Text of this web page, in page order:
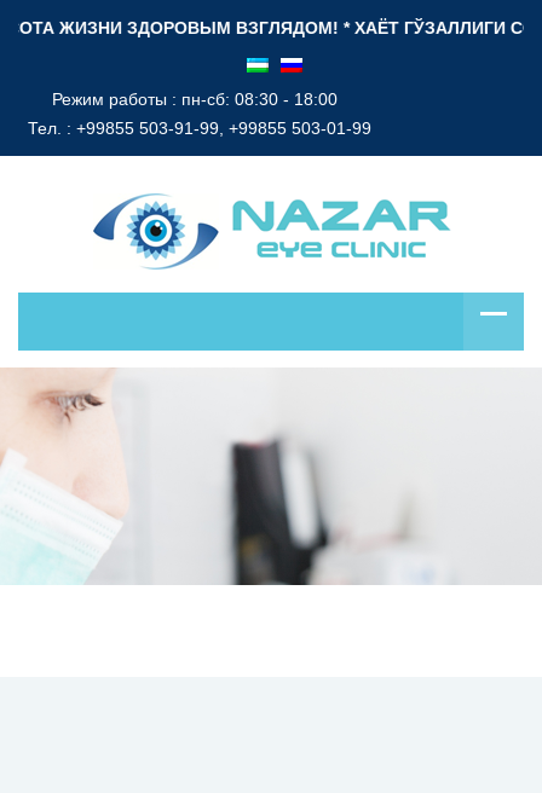
ЖИЗНИ ЗДОРОВЫМ ВЗГЛЯДОМ! * ХАЁТ ГЎЗАЛЛИГИ СОҒЛОМ
Режим работы : пн-сб: 08:30 - 18:00
Тел. : +99855 503-91-99, +99855 503-01-99